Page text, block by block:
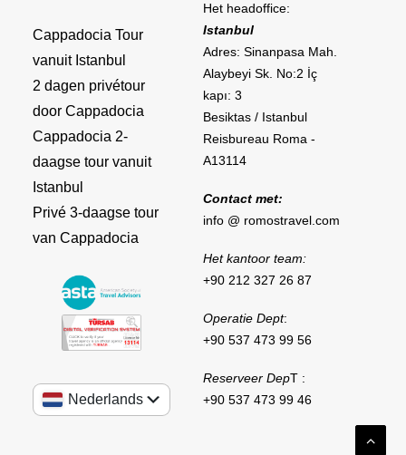
Cappadocia Tour
vanuit Istanbul
2 dagen privétour
door Cappadocia
Cappadocia 2-
daagse tour vanuit
Istanbul
Privé 3-daagse tour
van Cappadocia
Nederlands
Het headoffice:
Istanbul
Adres: Sinanpasa Mah.
Alaybeyi Sk. No:2 İç
kapı: 3
Besiktas / Istanbul
Reisbureau Roma -
A13114
Contact met:
info @ romostravel.com
Het kantoor team:
+90 212 327 26 87
Operatie Dept:
+90 537 473 99 56
Reserveer DepT :
+90 537 473 99 46